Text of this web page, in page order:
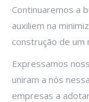
Continuaremos a
auxiliem na
construção de um
Expressamos
uniram a nós
empresas a